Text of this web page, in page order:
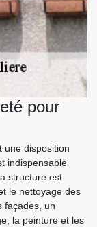
pour
une disposition
indispensable
structure est
le nettoyage des
façades, un
la peinture et les